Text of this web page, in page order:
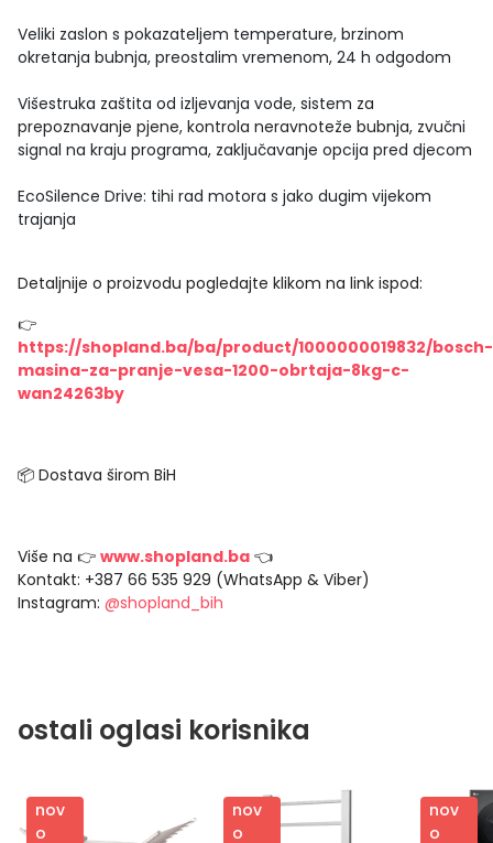
Veliki zaslon s pokazateljem temperature, brzinom
okretanja bubnja, preostalim vremenom, 24 h odgodom
Višestruka zaštita od izljevanja vode, sistem za
prepoznavanje pjene, kontrola neravnoteže bubnja, zvučni
signal na kraju programa, zaključavanje opcija pred djecom
EcoSilence Drive: tihi rad motora s jako dugim vijekom
trajanja
Detaljnije o proizvodu pogledajte klikom na link ispod:
👉
https://shopland.ba/ba/product/1000000019832/bosch-
masina-za-pranje-vesa-1200-obrtaja-8kg-c-
wan24263by
📦 Dostava širom BiH
Više na 👉 www.shopland.ba 👈
Kontakt: +387 66 535 929 (WhatsApp & Viber)
Instagram: @shopland_bih
ostali oglasi korisnika
nov
o
nov
o
nov
o